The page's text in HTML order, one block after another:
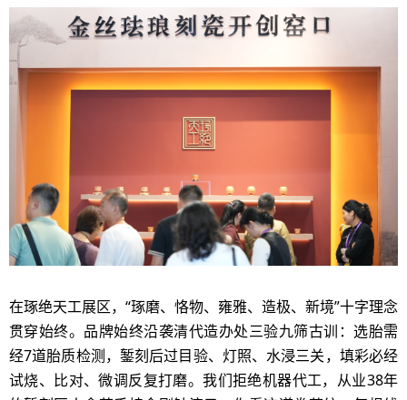
在琢绝天工展区， “琢磨、恪物、雍雅、造极、新境”十字理念
贯穿始终。品牌始终沿袭清代造办处三验九筛古训：选胎需
经7道胎质检测，錾刻后过目验、灯照、水浸三关，填彩必经
试烧、比对、微调反复打磨。我们拒绝机器代工，从业38年